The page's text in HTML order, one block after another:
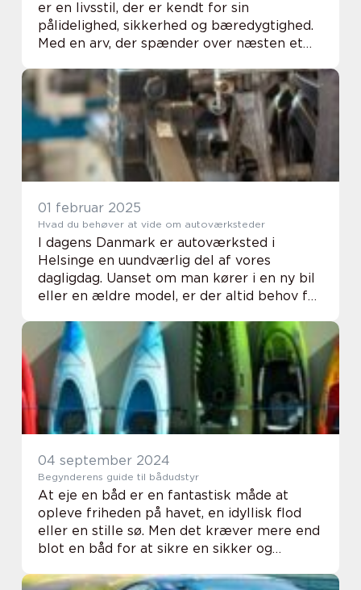
er en livsstil, der er kendt for sin
pålidelighed, sikkerhed og bæredygtighed.
Med en arv, der spænder over næsten et
sin pos...
01 februar 2025
Hvad du behøver at vide om autoværksteder
I dagens Danmark er autoværksted i
Helsinge en uundværlig del af vores
dagligdag. Uanset om man kører i en ny bil
eller en ældre model, er der altid behov for
professionel rådgivning. De...
04 september 2024
Begynderens guide til bådudstyr
At eje en båd er en fantastisk måde at
opleve friheden på havet, en idyllisk flod
eller en stille sø. Men det kræver mere end
blot en båd for at sikre en sikker og